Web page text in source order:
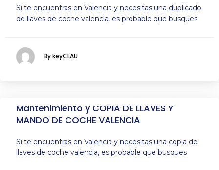
Si te encuentras en Valencia y necesitas una duplicado
de llaves de coche valencia, es probable que busques
By keyCLAU
Mantenimiento y COPIA DE LLAVES Y
MANDO DE COCHE VALENCIA
Si te encuentras en Valencia y necesitas una copia de
llaves de coche valencia, es probable que busques